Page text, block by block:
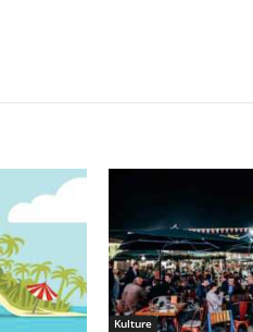
Kulture